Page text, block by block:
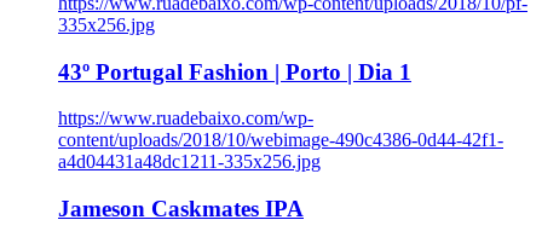
335x256.jpg
43º Portugal Fashion | Porto | Dia 1
https://www.ruadebaixo.com/wp-
content/uploads/2018/10/webimage-490c4386-0d44-42f1-
a4d04431a48dc1211-335x256.jpg
Jameson Caskmates IPA